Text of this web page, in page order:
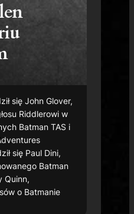
się John Glover,
Riddlerowi w
Batman TAS i
się Paul Dini,
Batman
Quinn,
o Batmanie